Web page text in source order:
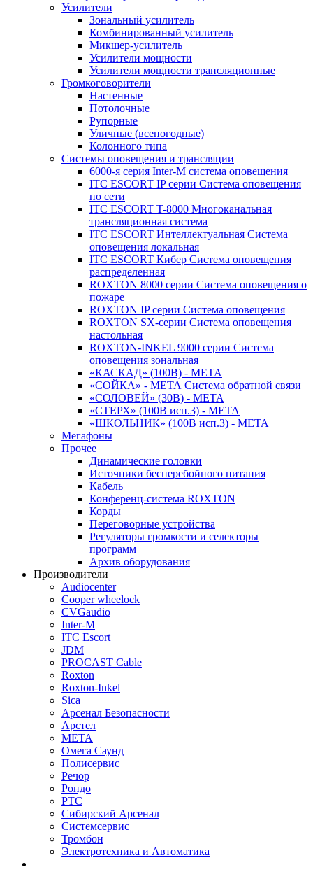
Усилители
Зональный усилитель
Комбинированный усилитель
Микшер-усилитель
Усилители мощности
Усилители мощности трансляционные
Громкоговорители
Настенные
Потолочные
Рупорные
Уличные (всепогодные)
Колонного типа
Системы оповещения и трансляции
6000-я серия Inter-M система оповещения
ITC ESCORT IP серии Система оповещения
по сети
ITC ESCORT T-8000 Многоканальная
трансляционная система
ITC ESCORT Интеллектуальная Система
оповещения локальная
ITC ESCORT Кибер Система оповещения
распределенная
ROXTON 8000 серии Система оповещения о
пожаре
ROXTON IP серии Система оповещения
ROXTON SX-серии Система оповещения
настольная
ROXTON-INKEL 9000 серии Система
оповещения зональная
«КАСКАД» (100В) - МЕТА
«СОЙКА» - МЕТА Система обратной связи
«СОЛОВЕЙ» (30В) - МЕТА
«СТЕРХ» (100В исп.3) - МЕТА
«ШКОЛЬНИК» (100В исп.3) - МЕТА
Мегафоны
Прочее
Динамические головки
Источники бесперебойного питания
Кабель
Конференц-система ROXTON
Корды
Переговорные устройства
Регуляторы громкости и селекторы
программ
Архив оборудования
Производители
Audiocenter
Cooper wheelock
CVGaudio
Inter-M
ITC Escort
JDM
PROCAST Cable
Roxton
Roxton-Inkel
Sica
Арсенал Безопасности
Арстел
МЕТА
Омега Саунд
Полисервис
Речор
Рондо
РТС
Сибирский Арсенал
Системсервис
Тромбон
Электротехника и Автоматика